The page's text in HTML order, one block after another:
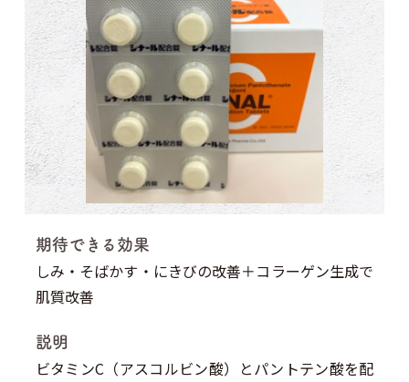
期待できる効果
しみ・そばかす・にきびの改善＋コラーゲン生成で
肌質改善
説明
ビタミンC（アスコルビン酸）とパントテン酸を配